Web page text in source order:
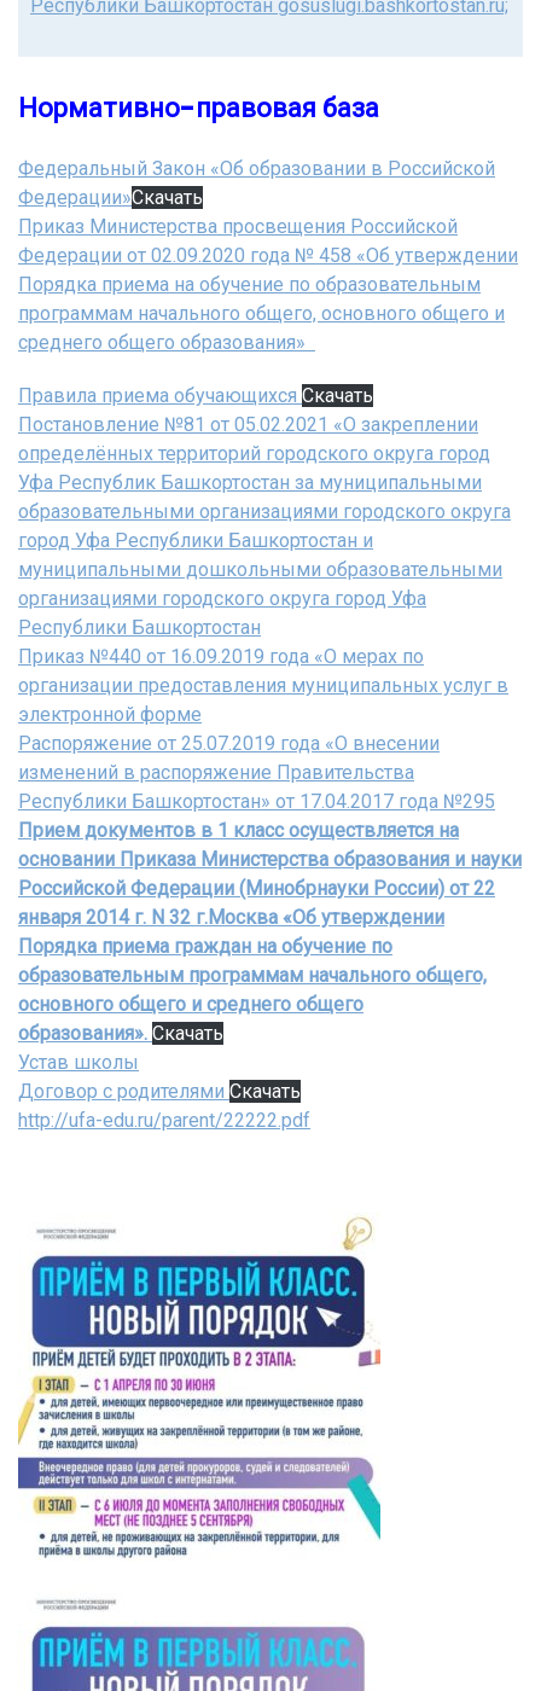
Республики Башкортостан gosuslugi.bashkortostan.ru;
Нормативно-правовая база
Федеральный Закон «Об образовании в Российской
Федерации»Скачать
Приказ Министерства просвещения Российской
Федерации от 02.09.2020 года № 458 «Об утверждении
Порядка приема на обучение по образовательным
программам начального общего, основного общего и
среднего общего образования»
Правила приема обучающихся Скачать
Постановление №81 от 05.02.2021 «О закреплении
определённых территорий городского округа город
Уфа Республик Башкортостан за муниципальными
образовательными организациями городского округа
город Уфа Республики Башкортостан и
муниципальными дошкольными образовательными
организациями городского округа город Уфа
Республики Башкортостан
Приказ №440 от 16.09.2019 года «О мерах по
организации предоставления муниципальных услуг в
электронной форме
Распоряжение от 25.07.2019 года «О внесении
изменений в распоряжение Правительства
Республики Башкортостан» от 17.04.2017 года №295
Прием документов в 1 класс осуществляется на
основании Приказа Министерства образования и науки
Российской Федерации (Минобрнауки России) от 22
января 2014 г. N 32 г.Москва «Об утверждении
Порядка приема граждан на обучение по
образовательным программам начального общего,
основного общего и среднего общего
образования». Скачать
Устав школы
Договор с родителями Скачать
http://ufa-edu.ru/parent/22222.pdf